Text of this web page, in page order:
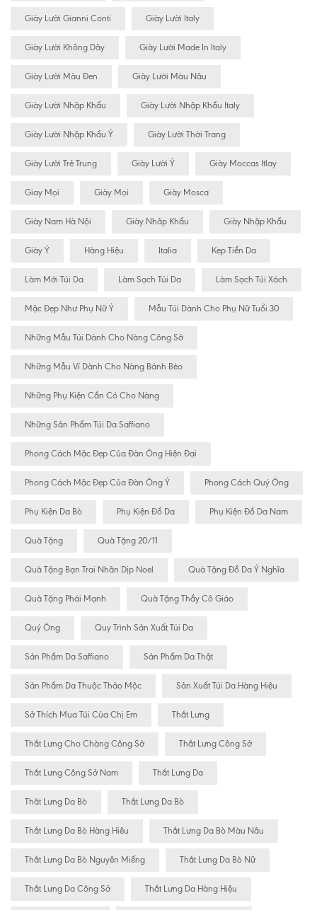
Giày Lười Gianni Conti Giày Lười Italy
Giày Lười Không Dây Giày Lười Made In Italy
Giày Lười Màu Đen Giày Lười Màu Nâu
Giày Lười Nhập Khẩu Giày Lười Nhập Khẩu Italy
Giày Lười Nhập Khẩu Ý Giày Lười Thời Trang
Giày Lười Trẻ Trung Giày Lười Ý Giày Moccas Itlay
Giay Mọi Giày Mọi Giày Mosca
Giày Nam Hà Nội Giày Nhâp Khẩu Giày Nhập Khẩu
Giày Ý Hàng Hiệu Italia Kẹp Tiền Da
Làm Mới Túi Da Làm Sạch Túi Da Làm Sạch Túi Xách
Mặc Đẹp Như Phụ Nữ Ý Mẫu Túi Dành Cho Phụ Nữ Tuổi 30
Những Mẫu Túi Dành Cho Nàng Công Sở
Những Mẫu Ví Dành Cho Nàng Bánh Bèo
Những Phụ Kiện Cần Có Cho Nàng
Những Sản Phẩm Túi Da Saffiano
Phong Cách Mặc Đẹp Của Đàn Ông Hiện Đại
Phong Cách Mặc Đẹp Của Đàn Ông Ý Phong Cách Quý Ông
Phụ Kiện Da Bò Phụ Kiện Đồ Da Phụ Kiện Đồ Da Nam
Quà Tặng Quà Tặng 20/11
Quà Tặng Bạn Trai Nhân Dịp Noel Quà Tặng Đồ Da Ý Nghĩa
Quà Tặng Phái Mạnh Quà Tặng Thầy Cô Giáo
Quý Ông Quy Trình Sản Xuất Túi Da
Sản Phẩm Da Saffiano Sản Phẩm Da Thật
Sản Phẩm Da Thuộc Thảo Mộc Sản Xuất Túi Da Hàng Hiệu
Sở Thích Mua Túi Của Chị Em Thắt Lưng
Thắt Lưng Cho Chàng Công Sở Thắt Lưng Công Sở
Thắt Lưng Công Sở Nam Thắt Lưng Da
Thăt Lưng Da Bò Thắt Lưng Da Bò
Thắt Lưng Da Bò Hàng Hiêu Thắt Lưng Da Bò Màu Nâu
Thắt Lưng Da Bò Nguyên Miếng Thắt Lưng Da Bò Nữ
Thắt Lưng Da Công Sở Thắt Lưng Da Hàng Hiệu